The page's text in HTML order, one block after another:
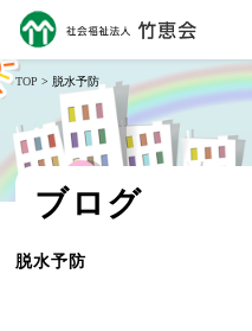
TOP > 脱水予防
ブログ
脱水予防